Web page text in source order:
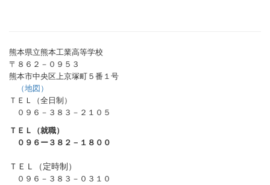
熊本県立熊本工業高等学校
〒８６２－０９５３
熊本市中央区上京塚町５番１号
（地図）
ＴＥＬ（全日制）
０９６－３８３－２１０５
ＴＥＬ（就職）
０９６ー３８２－１８００
ＴＥＬ（定時制）
０９６－３８３－０３１０